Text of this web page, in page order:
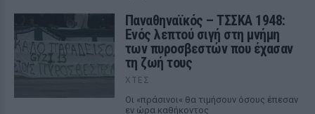
Παναθηναϊκός – ΤΣΣΚΑ 1948:
Ενός λεπτού σιγή στη μνήμη
των πυροσβεστών που έχασαν
τη ζωή τους
ΧΤΕΣ
Οι «πράσινοι« θα τιμήσουν όσους έπεσαν
εν ώρα καθήκοντος